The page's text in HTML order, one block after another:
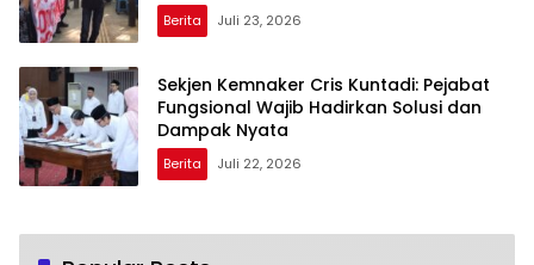
Berita Juli 23, 2026
Sekjen Kemnaker Cris Kuntadi: Pejabat
Fungsional Wajib Hadirkan Solusi dan
Dampak Nyata
Berita Juli 22, 2026